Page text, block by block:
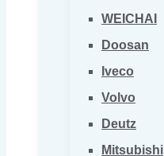
WEICHAI
Doosan
Iveco
Volvo
Deutz
Mitsubishi